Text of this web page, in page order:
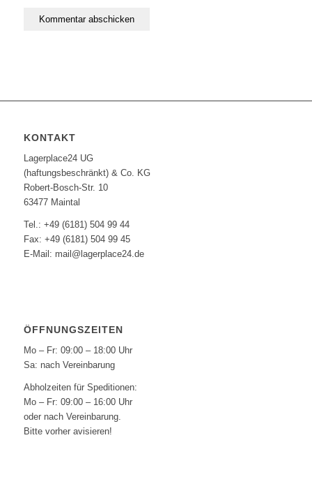
KONTAKT
Lagerplace24 UG
(haftungsbeschränkt) & Co. KG
Robert-Bosch-Str. 10
63477 Maintal
Tel.: +49 (6181) 504 99 44
Fax: +49 (6181) 504 99 45
E-Mail: mail@lagerplace24.de
ÖFFNUNGSZEITEN
Mo – Fr: 09:00 – 18:00 Uhr
Sa: nach Vereinbarung
Abholzeiten für Speditionen:
Mo – Fr: 09:00 – 16:00 Uhr
oder nach Vereinbarung.
Bitte vorher avisieren!